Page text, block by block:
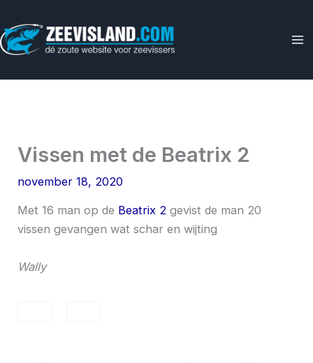
naar
de
Vissen met de Beatrix 2
november 18, 2020
Met 16 man op de Beatrix 2 gevist de man 20
vissen gevangen wat schar en wijting
Wally